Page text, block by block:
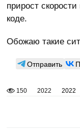
прирост
коде.
Обожаю такие
Отправить
150 2022 2022